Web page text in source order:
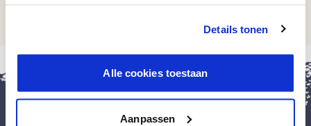
Details tonen
Alle cookies toestaan
Aanpassen
BOSS
fermer